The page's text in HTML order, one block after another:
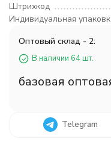
Штрихкод
Индивидуальная
Оптовый склад - 2:
В наличии 64 шт.
базовая
Telegram